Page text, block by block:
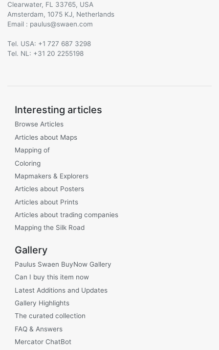
Clearwater, FL 33765, USA
Amsterdam, 1075 KJ, Netherlands
Email :
@
Tel. USA: +1 727 687 3298
Tel. NL: +31 20 2255198
Interesting articles
Browse Articles
Articles about Maps
Mapping of
Coloring
Mapmakers & Explorers
Articles about Posters
Articles about Prints
Articles about trading companies
Mapping the Silk Road
Gallery
Paulus Swaen BuyNow Gallery
Can I buy this item now
Latest Additions and Updates
Gallery Highlights
The curated collection
FAQ & Answers
Mercator ChatBot